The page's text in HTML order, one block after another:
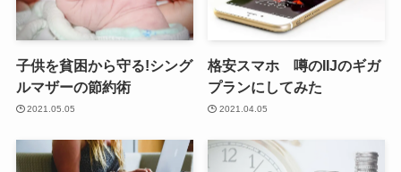
子供を貧困から守る!シング
ルマザーの節約術
2021.05.05
格安スマホ 噂のIIJのギガ
プランにしてみた
2021.04.05